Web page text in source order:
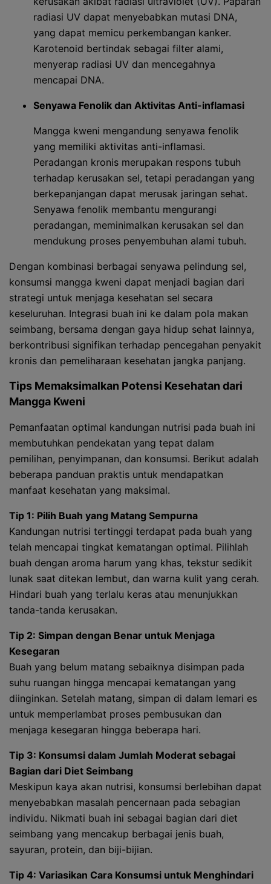
radiasi UV dapat menyebabkan mutasi DNA,
yang dapat memicu perkembangan kanker.
Karotenoid bertindak sebagai filter alami,
menyerap radiasi UV dan mencegahnya
mencapai DNA.
Senyawa Fenolik dan Aktivitas Anti-inflamasi
Mangga kweni mengandung senyawa fenolik
yang memiliki aktivitas anti-inflamasi.
Peradangan kronis merupakan respons tubuh
terhadap kerusakan sel, tetapi peradangan yang
berkepanjangan dapat merusak jaringan sehat.
Senyawa fenolik membantu mengurangi
peradangan, meminimalkan kerusakan sel dan
mendukung proses penyembuhan alami tubuh.
Dengan kombinasi berbagai senyawa pelindung sel,
konsumsi mangga kweni dapat menjadi bagian dari
strategi untuk menjaga kesehatan sel secara
keseluruhan. Integrasi buah ini ke dalam pola makan
seimbang, bersama dengan gaya hidup sehat lainnya,
berkontribusi signifikan terhadap pencegahan penyakit
kronis dan pemeliharaan kesehatan jangka panjang.
Tips Memaksimalkan Potensi Kesehatan dari
Mangga Kweni
Pemanfaatan optimal kandungan nutrisi pada buah ini
membutuhkan pendekatan yang tepat dalam
pemilihan, penyimpanan, dan konsumsi. Berikut adalah
beberapa panduan praktis untuk mendapatkan
manfaat kesehatan yang maksimal.
Tip 1: Pilih Buah yang Matang Sempurna
Kandungan nutrisi tertinggi terdapat pada buah yang
telah mencapai tingkat kematangan optimal. Pilihlah
buah dengan aroma harum yang khas, tekstur sedikit
lunak saat ditekan lembut, dan warna kulit yang cerah.
Hindari buah yang terlalu keras atau menunjukkan
tanda-tanda kerusakan.
Tip 2: Simpan dengan Benar untuk Menjaga
Kesegaran
Buah yang belum matang sebaiknya disimpan pada
suhu ruangan hingga mencapai kematangan yang
diinginkan. Setelah matang, simpan di dalam lemari es
untuk memperlambat proses pembusukan dan
menjaga kesegaran hingga beberapa hari.
Tip 3: Konsumsi dalam Jumlah Moderat sebagai
Bagian dari Diet Seimbang
Meskipun kaya akan nutrisi, konsumsi berlebihan dapat
menyebabkan masalah pencernaan pada sebagian
individu. Nikmati buah ini sebagai bagian dari diet
seimbang yang mencakup berbagai jenis buah,
sayuran, protein, dan biji-bijian.
Tip 4: Variasikan Cara Konsumsi untuk Menghindari